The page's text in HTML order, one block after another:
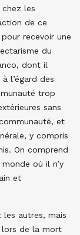
chez les
de ce
recevoir une
du
dont il
l’égard des
trop
sans
et
y compris
On comprend
où il n’y
et
les autres, mais
lors de la mort